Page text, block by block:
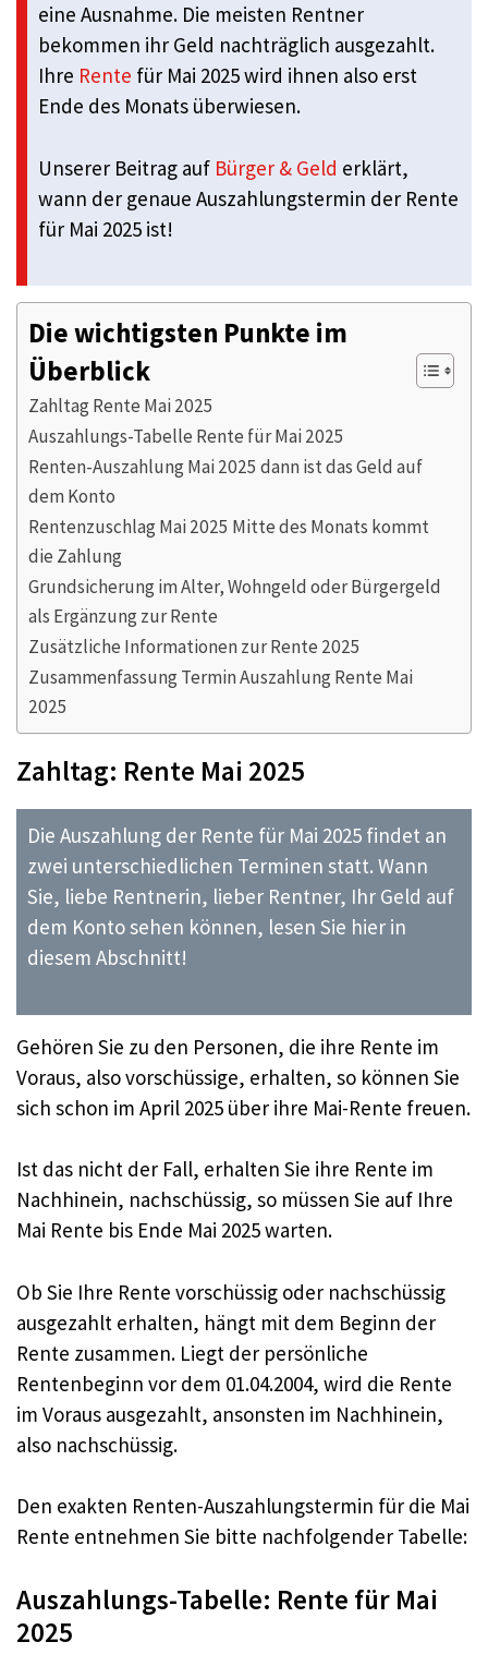
eine Ausnahme. Die meisten Rentner
bekommen ihr Geld nachträglich ausgezahlt.
Ihre Rente für Mai 2025 wird ihnen also erst
Ende des Monats überwiesen.
Unserer Beitrag auf Bürger & Geld erklärt,
wann der genaue Auszahlungstermin der Rente
für Mai 2025 ist!
Die wichtigsten Punkte im
Überblick
Zahltag Rente Mai 2025
Auszahlungs-Tabelle Rente für Mai 2025
Renten-Auszahlung Mai 2025 dann ist das Geld auf
dem Konto
Rentenzuschlag Mai 2025 Mitte des Monats kommt
die Zahlung
Grundsicherung im Alter, Wohngeld oder Bürgergeld
als Ergänzung zur Rente
Zusätzliche Informationen zur Rente 2025
Zusammenfassung Termin Auszahlung Rente Mai
2025
Zahltag: Rente Mai 2025
Die Auszahlung der Rente für Mai 2025 findet an
zwei unterschiedlichen Terminen statt. Wann
Sie, liebe Rentnerin, lieber Rentner, Ihr Geld auf
dem Konto sehen können, lesen Sie hier in
diesem Abschnitt!
Gehören Sie zu den Personen, die ihre Rente im
Voraus, also vorschüssige, erhalten, so können Sie
sich schon im April 2025 über ihre Mai-Rente freuen.
Ist das nicht der Fall, erhalten Sie ihre Rente im
Nachhinein, nachschüssig, so müssen Sie auf Ihre
Mai Rente bis Ende Mai 2025 warten.
Ob Sie Ihre Rente vorschüssig oder nachschüssig
ausgezahlt erhalten, hängt mit dem Beginn der
Rente zusammen. Liegt der persönliche
Rentenbeginn vor dem 01.04.2004, wird die Rente
im Voraus ausgezahlt, ansonsten im Nachhinein,
also nachschüssig.
Den exakten Renten-Auszahlungstermin für die Mai
Rente entnehmen Sie bitte nachfolgender Tabelle:
Auszahlungs-Tabelle: Rente für Mai
2025